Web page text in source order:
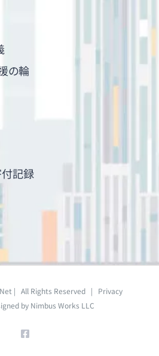
の輪
記録
| All Rights Reserved | Privacy
by Nimbus Works LLC
Facebook